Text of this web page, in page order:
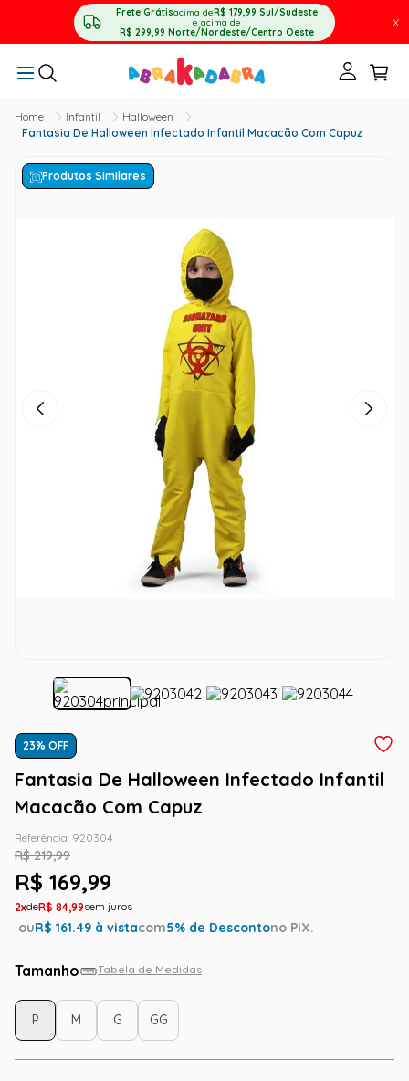
Frete Grátisacima deR$ 179,99 Sul/Sudeste
e acima de
R$ 299,99 Norte/Nordeste/Centro Oeste
X
Infantil
Halloween
Fantasia De Halloween Infectado Infantil Macacão Com Capuz
Produtos Similares
23% OFF
Fantasia De Halloween Infectado Infantil
Macacão Com Capuz
Referência: 920304
R$ 219,99
R$ 169,99
2 R$ 84,99
ouR$ 161.49 à vistacom5% de Descontono PIX.
Tamanho Tabela de Medidas
P M G GG